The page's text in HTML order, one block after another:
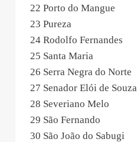
22 Porto do Mangue
23 Pureza
24 Rodolfo Fernandes
25 Santa Maria
26 Serra Negra do Norte
27 Senador Elói de Souza
28 Severiano Melo
29 São Fernando
30 São João do Sabugi